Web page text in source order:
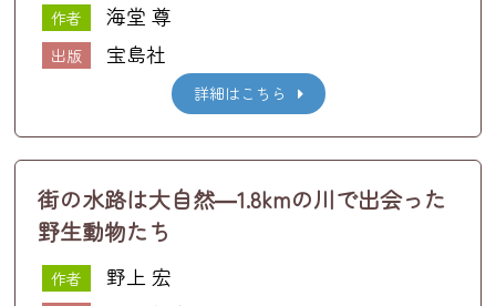
作者 海堂 尊
出版 宝島社
詳細はこちら
街の水路は大自然―1.8kmの川で出会った
野生動物たち
作者 野上 宏